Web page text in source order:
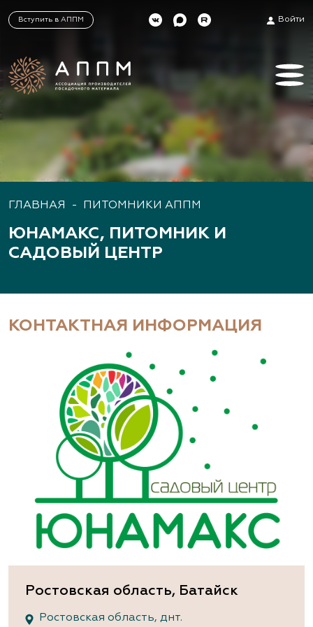
Вступить в АППМ Войти
ГЛАВНАЯ - ПИТОМНИКИ АППМ
ЮНАМАКС, ПИТОМНИК И
САДОВЫЙ ЦЕНТР
КОНТАКТНАЯ ИНФОРМАЦИЯ
Ростовская область, Батайск
Ростовская область, днт.